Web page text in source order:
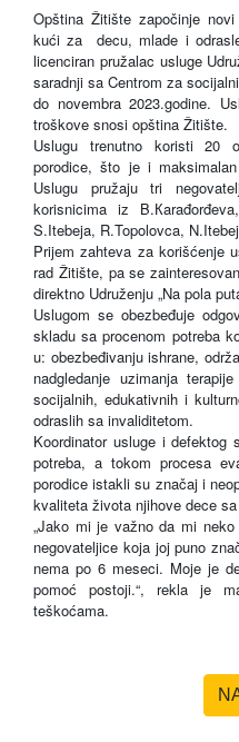
Opština Žitište započinje
kući za
decu, mlade i
licenciran pružalac usluge
saradnji sa Centrom za
do novembra 2023.godine.
troškove snosi opština Žitište.
Uslugu trenutno koristi 20
porodice, što je i
Uslugu pružaju tri
korisnicima iz
S.Itebeja, R.Topolovca,
Prijem zahteva za korišćenje
rad Žitište, pa se
direktno Udruženju „Na pola
Uslugom se obezbeđuje
skladu sa procenom potreba
u: obezbeđivanju ishrane,
nadgledanje uzimanja
socijalnih, edukativnih i
odraslih sa invaliditetom.
Koordinator usluge i
potreba, a tokom procesa
porodice istakli su značaj i
kvaliteta života njihove dece
„Jako mi je važno da mi
negovateljice koja joj puno
nema po 6 meseci. Moje je
pomoć postoji.“, rekla je
teškoćama.